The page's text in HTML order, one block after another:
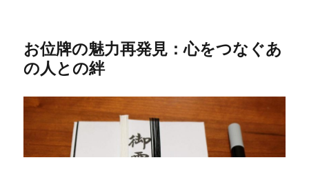
お位牌の魅力再発見：心をつなぐあ
の人との絆